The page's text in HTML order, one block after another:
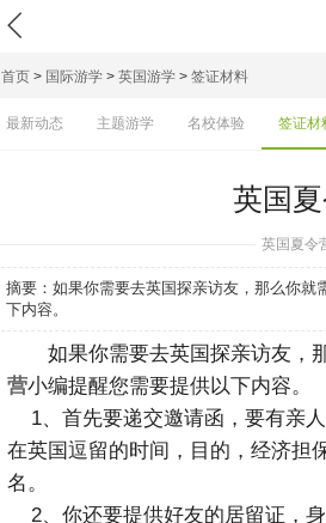

首页 > 国际游学 > 英国游学 > 签证材料
最新动态 主题游学 名校体验 签证材
英国
英国夏令
摘要： 如果你需要去英国探亲访友，那么你就
下内容。
如果你需要去英国探亲访友，
营小编提醒您需要提供以下内容。
1、首先要递交邀请函，要有亲
在英国逗留的时间，目的，经济担
名。
2、你还要提供好友的居留证，